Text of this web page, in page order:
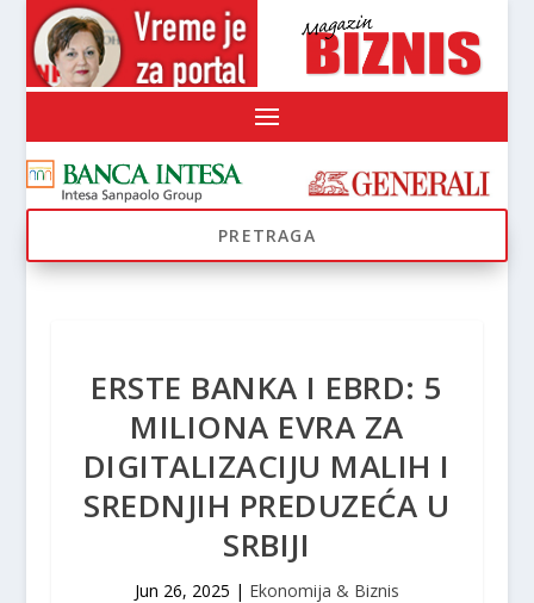
ERSTE BANKA I EBRD: 5
MILIONA EVRA ZA
DIGITALIZACIJU MALIH I
SREDNJIH PREDUZEĆA U
SRBIJI
Jun 26, 2025 | Ekonomija & Biznis